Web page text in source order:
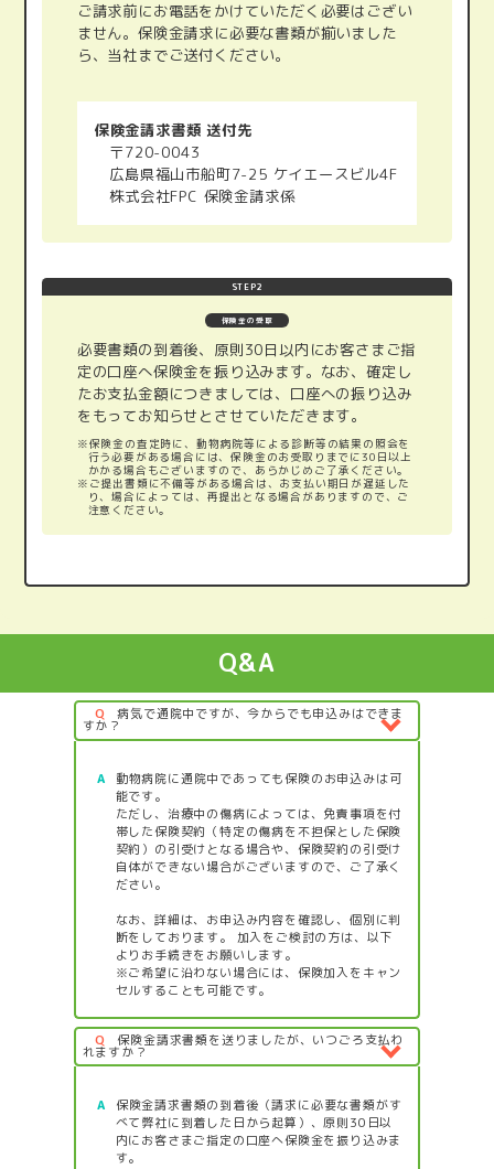
ご請求前にお電話をかけていただく必要はござい
ません。保険金請求に必要な書類が揃いました
ら、当社までご送付ください。
保険金請求書類 送付先
〒720-0043
広島県福山市船町7-25 ケイエースビル4F
株式会社FPC 保険金請求係
STEP2
保険金の受取
必要書類の到着後、原則30日以内にお客さまご指
定の口座へ保険金を振り込みます。なお、確定し
たお支払金額につきましては、口座への振り込み
をもってお知らせとさせていただきます。
※保険金の査定時に、動物病院等による診断等の結果の照会を
行う必要がある場合には、保険金のお受取りまでに30日以上
かかる場合もございますので、あらかじめご了承ください。
※ご提出書類に不備等がある場合は、お支払い期日が遅延した
り、場合によっては、再提出となる場合がありますので、ご
注意ください。
Q&A
Q 病気で通院中ですが、今からでも申込みはできま
すか？
A
動物病院に通院中であっても保険のお申込みは可
能です。
ただし、治療中の傷病によっては、免責事項を付
帯した保険契約（特定の傷病を不担保とした保険
契約）の引受けとなる場合や、保険契約の引受け
自体ができない場合がございますので、ご了承く
ださい。
なお、詳細は、お申込み内容を確認し、個別に判
断をしております。 加入をご検討の方は、以下
よりお手続きをお願いします。
※ご希望に沿わない場合には、保険加入をキャン
セルすることも可能です。
Q 保険金請求書類を送りましたが、いつごろ支払わ
れますか？
A
保険金請求書類の到着後（請求に必要な書類がす
べて弊社に到着した日から起算）、原則30日以
内にお客さまご指定の口座へ保険金を振り込みま
す。